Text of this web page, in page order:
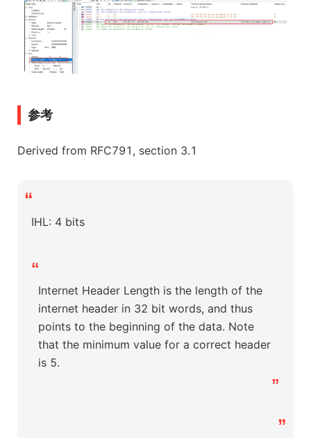
参考
Derived from RFC791, section 3.1
“
IHL: 4 bits
“
Internet Header Length is the length of the
internet header in 32 bit words, and thus
points to the beginning of the data. Note
that the minimum value for a correct header
is 5.
”
”